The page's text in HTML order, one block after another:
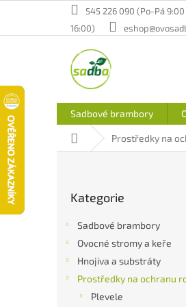
545 226 090 (Po-Pá
16:00)
Sadbové brambory
Domů Prostředky na
kategorie
Kategorie
Sadbové brambory
Ovocné stromy a keře
Hnojiva a substráty
Prostředky na ochranu
Plevele